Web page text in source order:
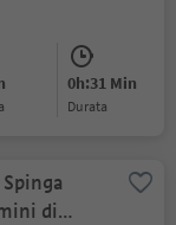
0h:31 Min
durata
di